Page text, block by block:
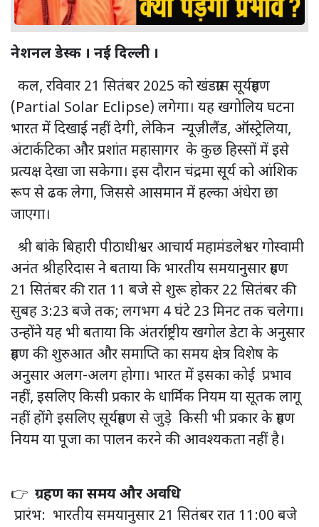
नेशनल डेस्क । नई दिल्ली ।
कल, रविवार 21 सितंबर 2025 को खंडग्रास सूर्यग्रहण
(Partial Solar Eclipse) लगेगा। यह खगोलिय घटना
भारत में दिखाई नहीं देगी, लेकिन न्यूज़ीलैंड, ऑस्ट्रेलिया,
अंटार्कटिका और प्रशांत महासागर के कुछ हिस्सों में इसे
प्रत्यक्ष देखा जा सकेगा। इस दौरान चंद्रमा सूर्य को आंशिक
रूप से ढक लेगा, जिससे आसमान में हल्का अंधेरा छा
जाएगा।
श्री बांके बिहारी पीठाधीश्वर आचार्य महामंडलेश्वर गोस्वामी
अनंत श्रीहरिदास ने बताया कि भारतीय समयानुसार ग्रहण
21 सितंबर की रात 11 बजे से शुरू होकर 22 सितंबर की
सुबह 3:23 बजे तक; लगभग 4 घंटे 23 मिनट तक चलेगा।
उन्होंने यह भी बताया कि अंतर्राष्ट्रीय खगोल डेटा के अनुसार
ग्रहण की शुरुआत और समाप्ति का समय क्षेत्र विशेष के
अनुसार अलग-अलग होगा। भारत में इसका कोई प्रभाव
नहीं, इसलिए किसी प्रकार के धार्मिक नियम या सूतक लागू
नहीं होंगे इसलिए सूर्यग्रहण से जुड़े किसी भी प्रकार के ग्रहण
नियम या पूजा का पालन करने की आवश्यकता नहीं है।
👉 ग्रहण का समय और अवधि
प्रारंभ: भारतीय समयानुसार 21 सितंबर रात 11:00 बजे